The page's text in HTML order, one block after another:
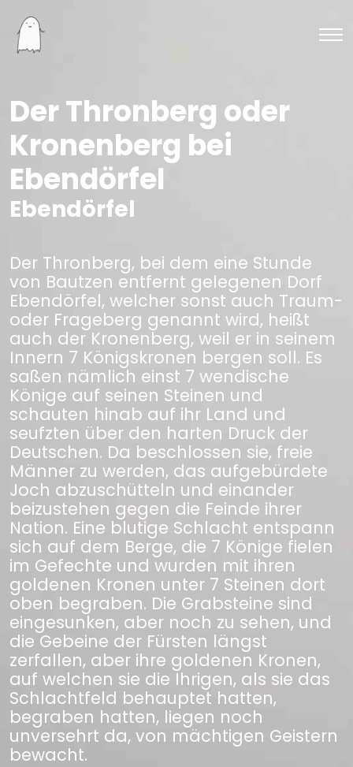
Der Thronberg oder
Kronenberg bei
Ebendörfel
Ebendörfel
Der Thronberg, bei dem eine Stunde
von Bautzen entfernt gelegenen Dorf
Ebendörfel, welcher sonst auch Traum-
oder Frageberg genannt wird, heißt
auch der Kronenberg, weil er in seinem
Innern 7 Königskronen bergen soll. Es
saßen nämlich einst 7 wendische
Könige auf seinen Steinen und
schauten hinab auf ihr Land und
seufzten über den harten Druck der
Deutschen. Da beschlossen sie, freie
Männer zu werden, das aufgebürdete
Joch abzuschütteln und einander
beizustehen gegen die Feinde ihrer
Nation. Eine blutige Schlacht entspann
sich auf dem Berge, die 7 Könige fielen
im Gefechte und wurden mit ihren
goldenen Kronen unter 7 Steinen dort
oben begraben. Die Grabsteine sind
eingesunken, aber noch zu sehen, und
die Gebeine der Fürsten längst
zerfallen, aber ihre goldenen Kronen,
auf welchen sie die Ihrigen, als sie das
Schlachtfeld behauptet hatten,
begraben hatten, liegen noch
unversehrt da, von mächtigen Geistern
bewacht.